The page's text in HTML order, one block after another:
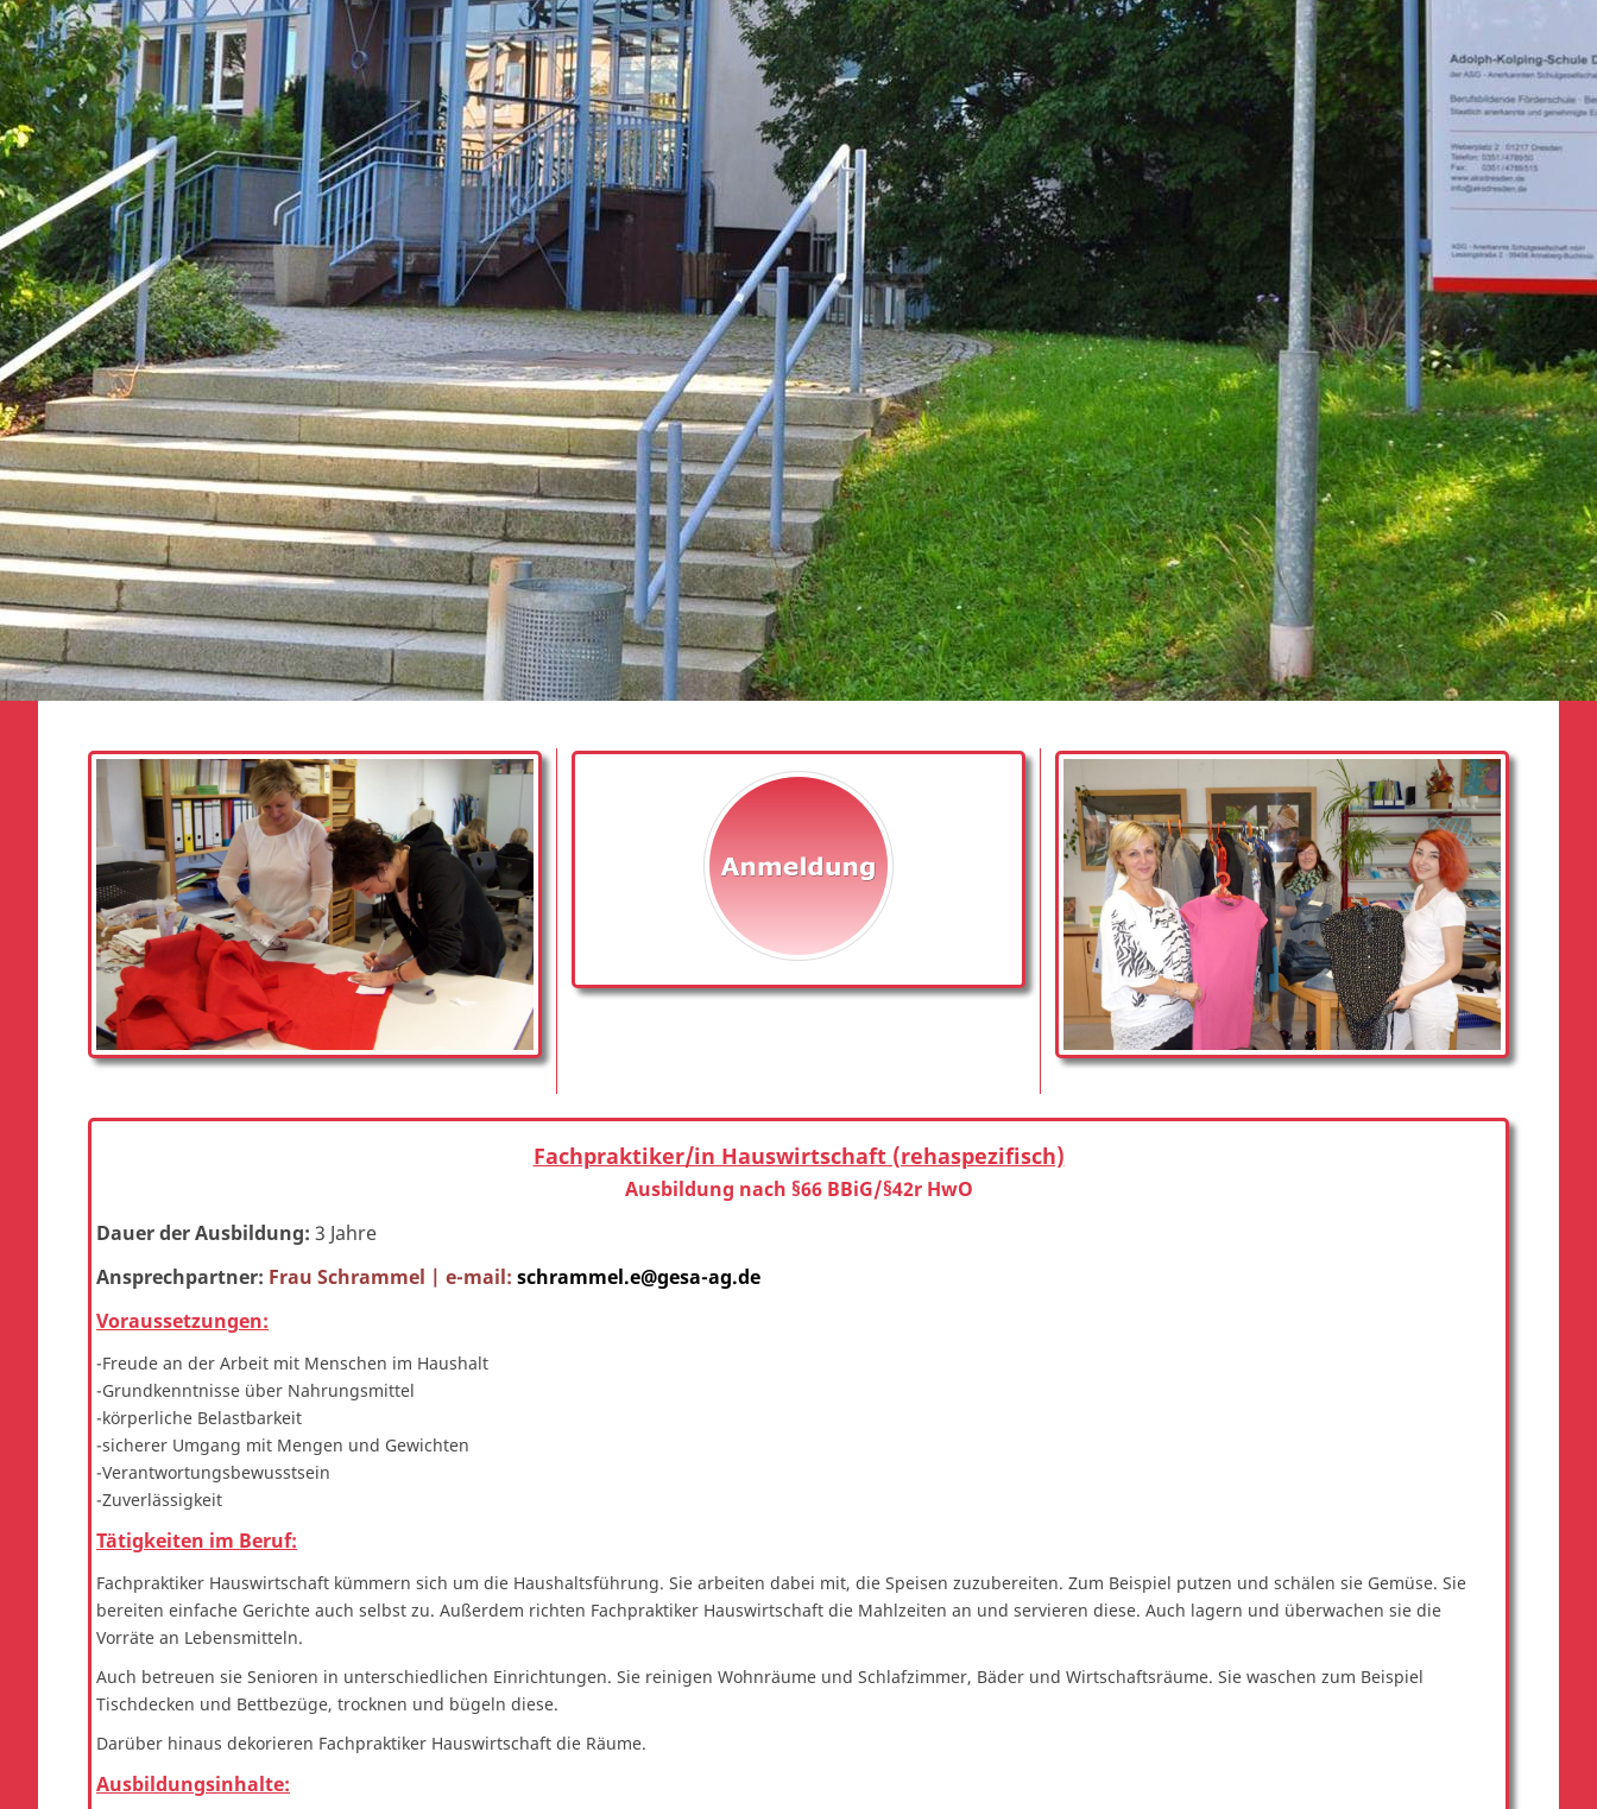
Fachpraktiker/in Hauswirtschaft (rehaspezifisch)
Ausbildung nach §66 BBiG/§42r HwO
Dauer der Ausbildung: 3 Jahre
Ansprechpartner: Frau Schrammel | e-mail: schrammel.e@gesa-ag.de
Voraussetzungen:
-Freude an der Arbeit mit Menschen im Haushalt
-Grundkenntnisse über Nahrungsmittel
-körperliche Belastbarkeit
-sicherer Umgang mit Mengen und Gewichten
-Verantwortungsbewusstsein
-Zuverlässigkeit
Tätigkeiten im Beruf:
Fachpraktiker Hauswirtschaft kümmern sich um die Haushaltsführung. Sie arbeiten dabei mit, die Speisen zuzubereiten. Zum Beispiel putzen und schälen sie Gemüse. Sie
bereiten einfache Gerichte auch selbst zu. Außerdem richten Fachpraktiker Hauswirtschaft die Mahlzeiten an und servieren diese. Auch lagern und überwachen sie die
Vorräte an Lebensmitteln.
Auch betreuen sie Senioren in unterschiedlichen Einrichtungen. Sie reinigen Wohnräume und Schlafzimmer, Bäder und Wirtschaftsräume. Sie waschen zum Beispiel
Tischdecken und Bettbezüge, trocknen und bügeln diese.
Darüber hinaus dekorieren Fachpraktiker Hauswirtschaft die Räume.
Ausbildungsinhalte: